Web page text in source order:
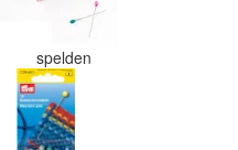
spelden